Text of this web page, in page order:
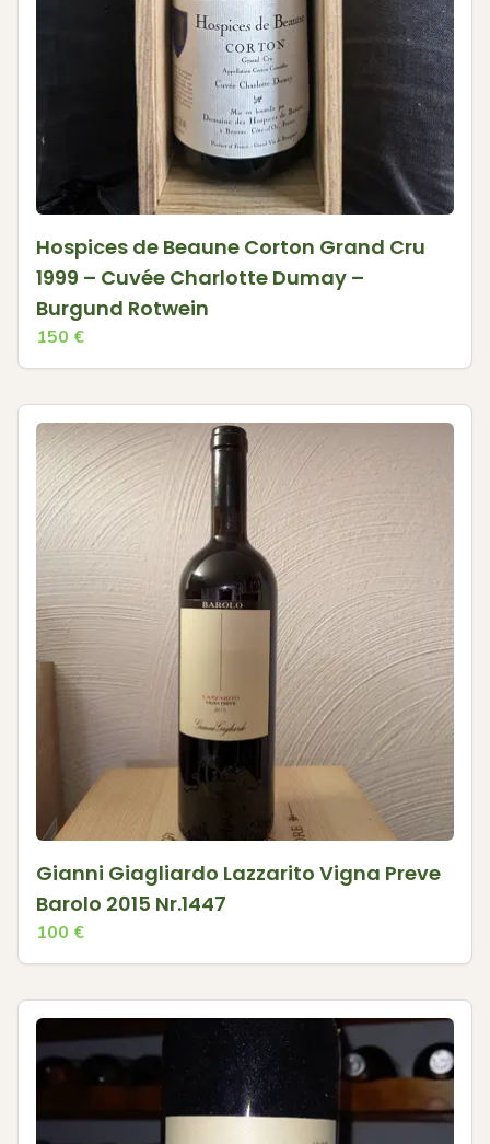
Hospices de Beaune Corton Grand Cru
1999 – Cuvée Charlotte Dumay –
Burgund Rotwein
150 €
Gianni Giagliardo Lazzarito Vigna Preve
Barolo 2015 Nr.1447
100 €